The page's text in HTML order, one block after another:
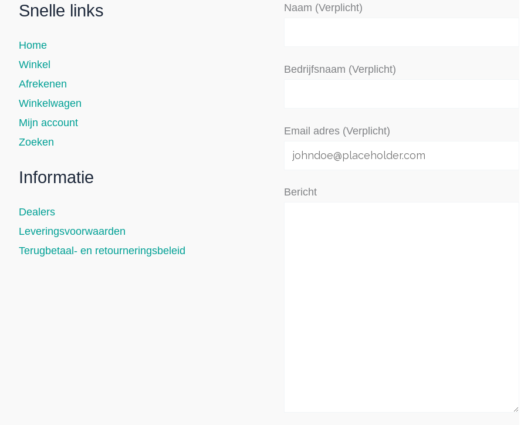
Snelle links
Home
Winkel
Afrekenen
Winkelwagen
Mijn account
Zoeken
Informatie
Dealers
Leveringsvoorwaarden
Terugbetaal- en retourneringsbeleid
Naam (Verplicht)
Bedrijfsnaam (Verplicht)
Email adres (Verplicht)
Bericht